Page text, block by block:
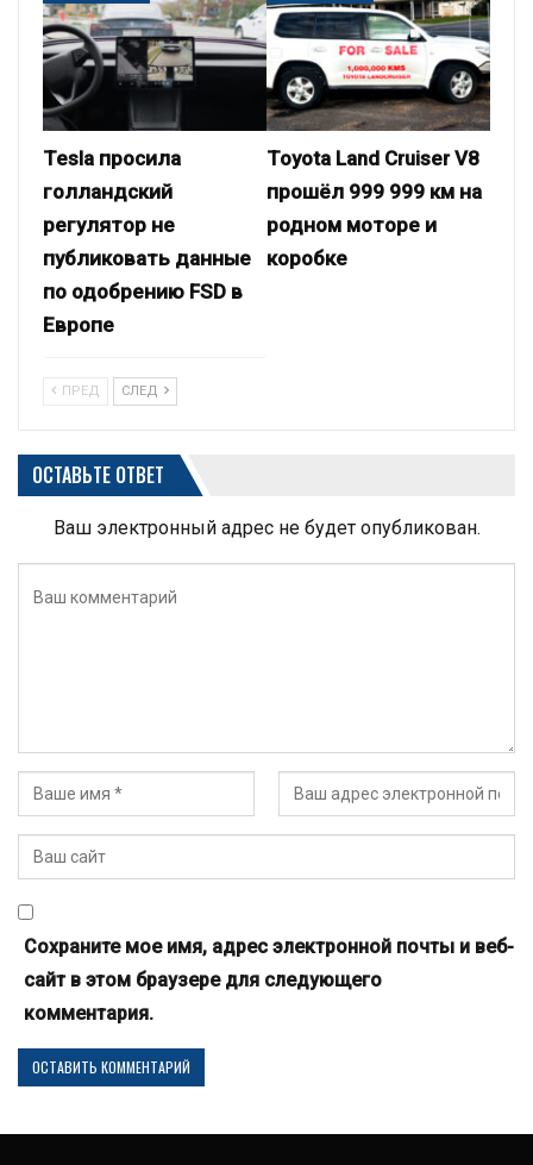
Tesla просила
голландский
регулятор не
публиковать данные
по одобрению FSD в
Европе
Toyota Land Cruiser V8
прошёл 999 999 км на
родном моторе и
коробке
ПРЕД СЛЕД
ОСТАВЬТЕ ОТВЕТ
Ваш электронный адрес не будет опубликован.
Сохраните мое имя, адрес электронной почты и веб-
сайт в этом браузере для следующего
комментария.